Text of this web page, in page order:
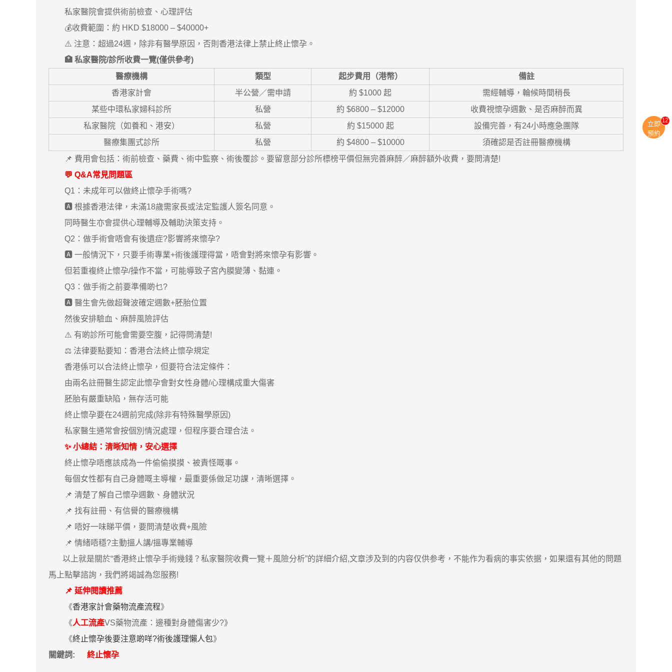
私家醫院會提供術前檢查、心理評估
💰收費範圍：約 HKD $18000 – $40000+
⚠️ 注意：超過24週，除非有醫學原因，否則香港法律上禁止終止懷孕。
🏥 私家醫院/診所收費一覽(僅供參考)
醫療機構
類型 起步費用（港幣）
備註
香港家計會
半公營／需申請 約 $1000 起
需經輔導，輪候時間稍長
某些中環私家婦科診所
私營 約 $6800 – $12000
收費視懷孕週數、是否麻醉而異
私家醫院（如養和、港安）
私營 約 $15000 起
設備完善，有24小時應急團隊
醫療集團式診所
私營 約 $4800 – $10000
須確認是否註冊醫療機構
📌 費用會包括：術前檢查、藥費、術中監察、術後覆診。要留意部分診所標榜平價但無完善麻醉／麻醉額外收費，要問清楚!
💬 Q&A常見問題區
Q1：未成年可以做終止懷孕手術嗎?
🅰️ 根據香港法律，未滿18歲需家長或法定監護人簽名同意。
同時醫生亦會提供心理輔導及輔助決策支持。
Q2：做手術會唔會有後遺症?影響將來懷孕?
🅰️ 一般情況下，只要手術專業+術後護理得當，唔會對將來懷孕有影響。
但若重複終止懷孕/操作不當，可能導致子宮內膜變薄、黏連。
Q3：做手術之前要準備啲乜?
🅰️ 醫生會先做超聲波確定週數+胚胎位置
然後安排驗血、麻醉風險評估
⚠️ 有啲診所可能會需要空腹，記得問清楚!
⚖️ 法律要點要知：香港合法終止懷孕規定
香港係可以合法終止懷孕，但要符合法定條件：
由兩名註冊醫生認定此懷孕會對女性身體/心理構成重大傷害
胚胎有嚴重缺陷，無存活可能
終止懷孕要在24週前完成(除非有特殊醫學原因)
私家醫生通常會按個別情況處理，但程序要合理合法。
✨ 小總結：清晰知情，安心選擇
終止懷孕唔應該成為一件偷偷摸摸、被責怪嘅事。
每個女性都有自己身體嘅主導權，最重要係做足功課，清晰選擇。
📌 清楚了解自己懷孕週數、身體狀況
📌 找有註冊、有信譽的醫療機構
📌 唔好一味睇平價，要問清楚收費+風險
📌 情緒唔穩?主動搵人講/搵專業輔導
以上就是關於“香港終止懷孕手術幾錢？私家醫院收費一覽＋風險分析”的詳細介紹,文章涉及到的内容仅供参考，不能作为看病的事实依据，如果還有其他的問題
馬上點擊諮詢，我們將竭誠為您服務!
📌 延伸閱讀推薦
《香港家計會藥物流產流程》
《人工流產VS藥物流產：邊種對身體傷害少?》
《終止懷孕後要注意啲咩?術後護理懶人包》
關鍵詞:
終止懷孕
立即
預約
13